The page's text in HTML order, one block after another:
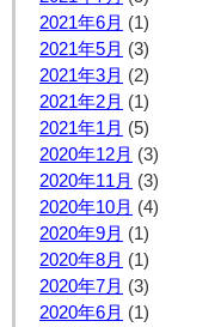
2021年6月 (1)
2021年5月 (3)
2021年3月 (2)
2021年2月 (1)
2021年1月 (5)
2020年12月 (3)
2020年11月 (3)
2020年10月 (4)
2020年9月 (1)
2020年8月 (1)
2020年7月 (3)
2020年6月 (1)